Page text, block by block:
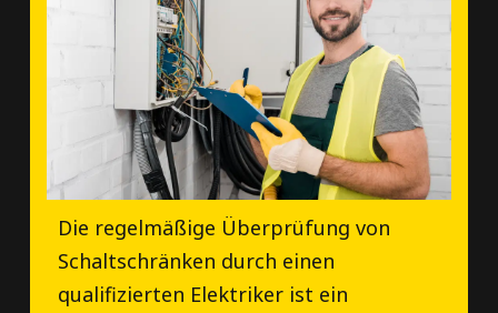
Die regelmäßige Überprüfung von
Schaltschränken durch einen
qualifizierten Elektriker ist ein